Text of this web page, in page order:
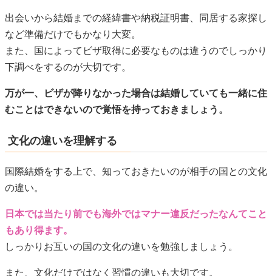
出会いから結婚までの経緯書や納税証明書、同居する家探し
など準備だけでもかなり大変。
また、国によってビザ取得に必要なものは違うのでしっかり
下調べをするのが大切です。
万が一、ビザが降りなかった場合は結婚していても一緒に住
むことはできないので覚悟を持っておきましょう。
文化の違いを理解する
国際結婚をする上で、知っておきたいのが相手の国との文化
の違い。
日本では当たり前でも海外ではマナー違反だったなんてこと
もあり得ます。
しっかりお互いの国の文化の違いを勉強しましょう。
また、文化だけではなく習慣の違いも大切です。